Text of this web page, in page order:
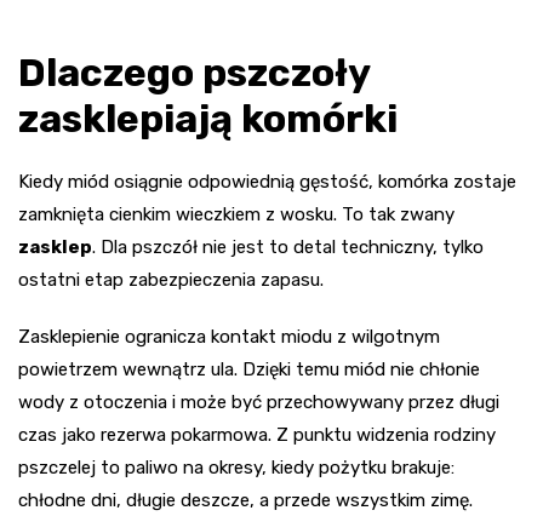
Dlaczego pszczoły
zasklepiają komórki
Kiedy miód osiągnie odpowiednią gęstość, komórka zostaje
zamknięta cienkim wieczkiem z wosku. To tak zwany
zasklep. Dla pszczół nie jest to detal techniczny, tylko
ostatni etap zabezpieczenia zapasu.
Zasklepienie ogranicza kontakt miodu z wilgotnym
powietrzem wewnątrz ula. Dzięki temu miód nie chłonie
wody z otoczenia i może być przechowywany przez długi
czas jako rezerwa pokarmowa. Z punktu widzenia rodziny
pszczelej to paliwo na okresy, kiedy pożytku brakuje:
chłodne dni, długie deszcze, a przede wszystkim zimę.